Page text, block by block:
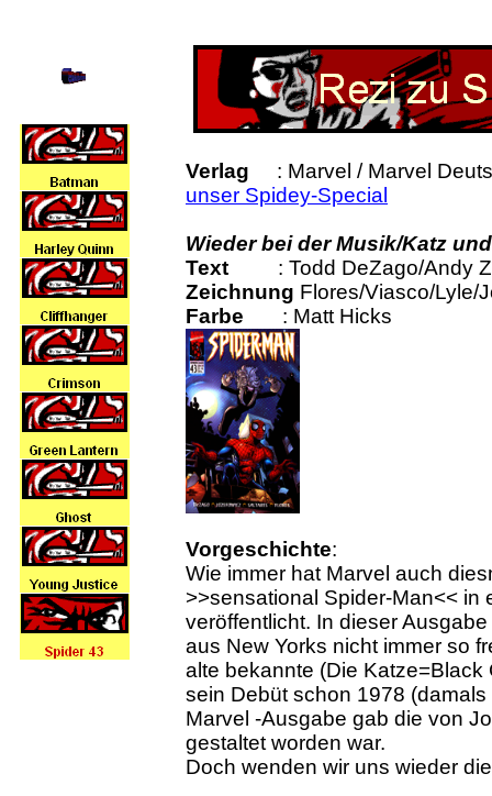
Verlag : Marvel /
unser Spidey-Special
Wieder bei der Musik/Katz
Text
: Todd DeZago/Andy
Zeichnung Flores/Viasco/Lyle/
Farbe : Matt Hicks
Vorgeschichte:
Wie immer hat Marvel auch
>>sensational Spider-Man<< in
veröffentlicht. In dieser
aus New Yorks nicht immer so
alte bekannte (Die
sein Debüt schon 1978
Marvel -Ausgabe gab die von
gestaltet worden war.
Doch wenden wir uns wieder